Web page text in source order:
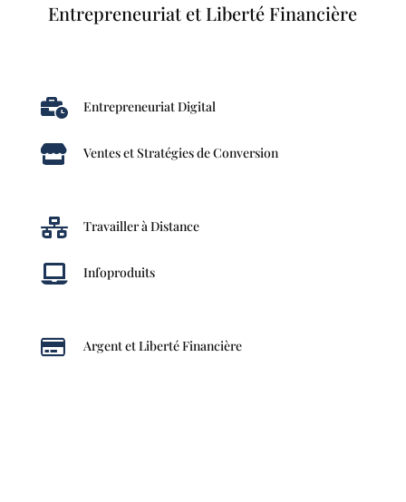
Entrepreneuriat et Liberté Financière
 Entrepreneuriat Digital
 Ventes et Stratégies de Conversion
 Travailler à Distance
 Infoproduits
 Argent et Liberté Financière